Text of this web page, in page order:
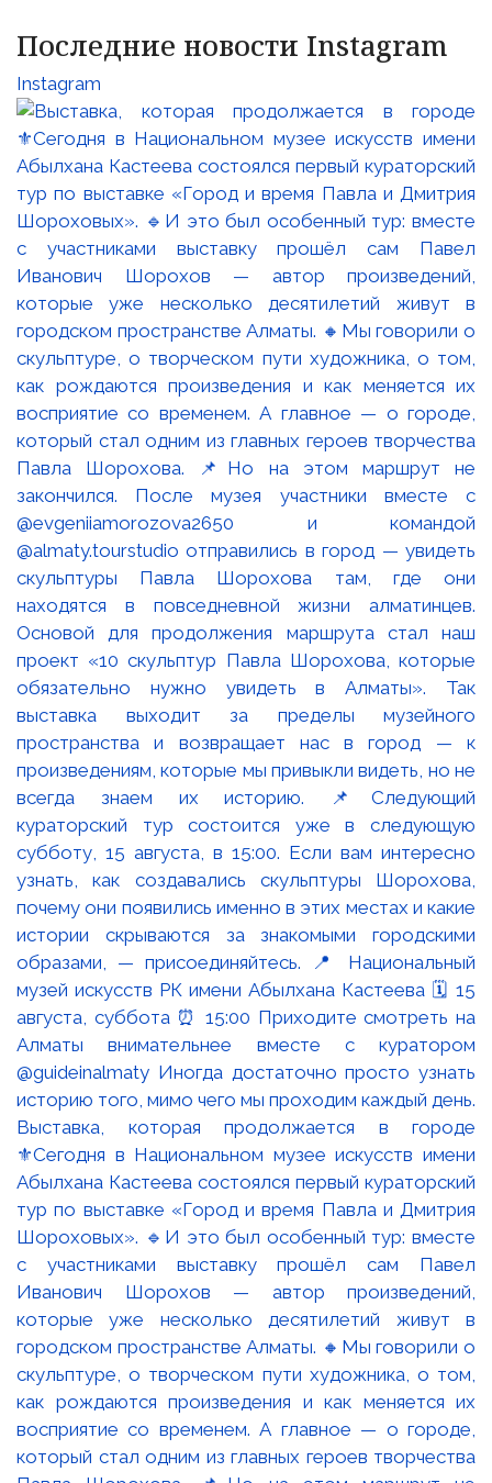
Последние новости Instagram
Instagram
Выставка, которая продолжается в городе
⚜️Сегодня в Национальном музее искусств имени
Абылхана Кастеева состоялся первый кураторский
тур по выставке «Город и время Павла и Дмитрия
Шороховых». 🔹И это был особенный тур: вместе
с участниками выставку прошёл сам Павел
Иванович Шорохов — автор произведений,
которые уже несколько десятилетий живут в
городском пространстве Алматы. 🔸Мы говорили о
скульптуре, о творческом пути художника, о том,
как рождаются произведения и как меняется их
восприятие со временем. А главное — о городе,
который стал одним из главных героев творчества